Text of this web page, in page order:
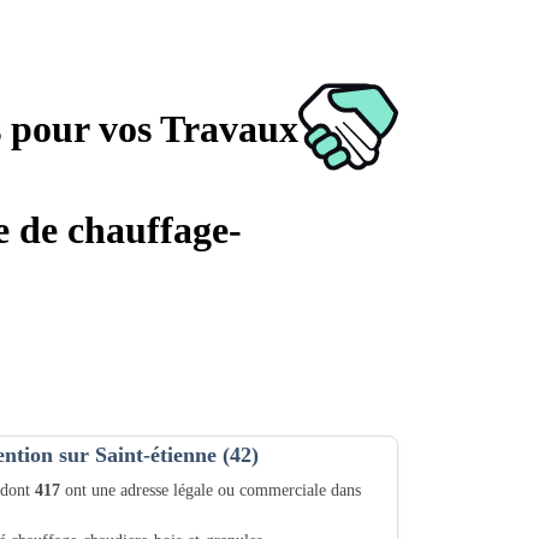
vos Travaux
de chauffage-
sur Saint-étienne (42)
417 ont une adresse légale ou commerciale dans